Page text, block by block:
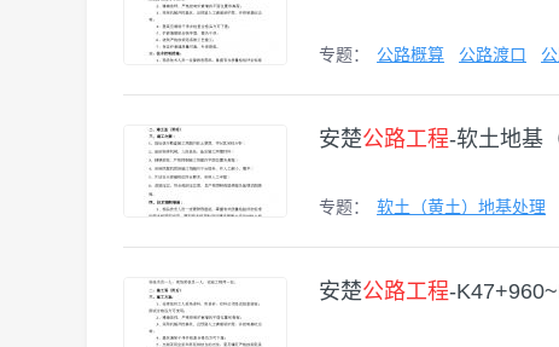
专题： 公路概算 公路渡口
安楚公路工程-软土地基
专题： 软土（黄土）地基处理
安楚公路工程-